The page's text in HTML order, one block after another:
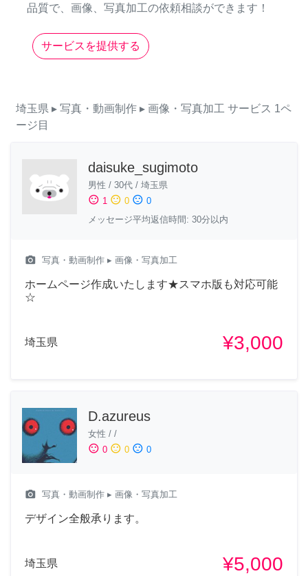
品質で、画像、写真加工の依頼相談ができます！
サービスを提供する
埼玉県 ▸ 写真・動画制作 ▸ 画像・写真加工 サービス 1ペ
ージ目
daisuke_sugimoto
男性 / 30代 / 埼玉県
sentiment_satisfied 1 sentiment_neutral 0 sentiment_dissatisfied 0
メッセージ平均返信時間: 30分以内
camera_alt 写真・動画制作 ▸ 画像・写真加工
ホームページ作成いたします★スマホ版も対応可能
☆
埼玉県 ¥3,000
D.azureus
女性 / /
sentiment_satisfied 0 sentiment_neutral 0 sentiment_dissatisfied 0
camera_alt 写真・動画制作 ▸ 画像・写真加工
デザイン全般承ります。
埼玉県 ¥5,000